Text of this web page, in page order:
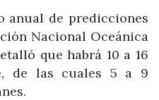
anual de predicciones
Nacional Oceánica
que habrá 10 a 16
de las cuales 5 a 9